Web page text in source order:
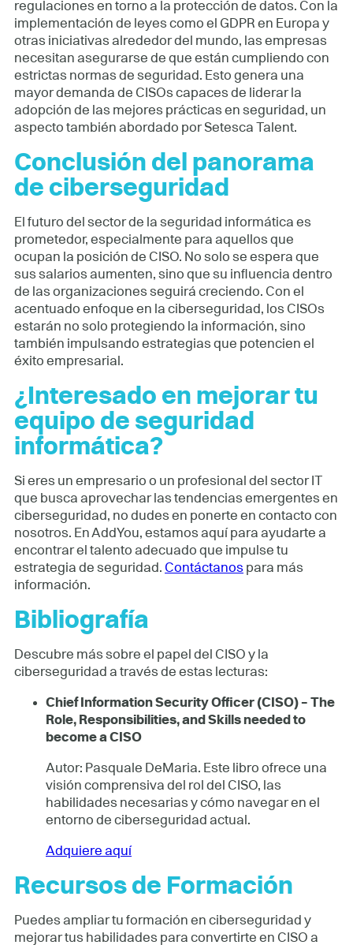
regulaciones en torno a la protección de datos. Con la
implementación de leyes como el GDPR en Europa y
otras iniciativas alrededor del mundo, las empresas
necesitan asegurarse de que están cumpliendo con
estrictas normas de seguridad. Esto genera una
mayor demanda de CISOs capaces de liderar la
adopción de las mejores prácticas en seguridad, un
aspecto también abordado por Setesca Talent.
Conclusión del panorama
de ciberseguridad
El futuro del sector de la seguridad informática es
prometedor, especialmente para aquellos que
ocupan la posición de CISO. No solo se espera que
sus salarios aumenten, sino que su influencia dentro
de las organizaciones seguirá creciendo. Con el
acentuado enfoque en la ciberseguridad, los CISOs
estarán no solo protegiendo la información, sino
también impulsando estrategias que potencien el
éxito empresarial.
¿Interesado en mejorar tu
equipo de seguridad
informática?
Si eres un empresario o un profesional del sector IT
que busca aprovechar las tendencias emergentes en
ciberseguridad, no dudes en ponerte en contacto con
nosotros. En AddYou, estamos aquí para ayudarte a
encontrar el talento adecuado que impulse tu
estrategia de seguridad. Contáctanos para más
información.
Bibliografía
Descubre más sobre el papel del CISO y la
ciberseguridad a través de estas lecturas:
Chief Information Security Officer (CISO) – The
Role, Responsibilities, and Skills needed to
become a CISO
Autor: Pasquale DeMaria. Este libro ofrece una
visión comprensiva del rol del CISO, las
habilidades necesarias y cómo navegar en el
entorno de ciberseguridad actual.
Adquiere aquí
Recursos de Formación
Puedes ampliar tu formación en ciberseguridad y
mejorar tus habilidades para convertirte en CISO a